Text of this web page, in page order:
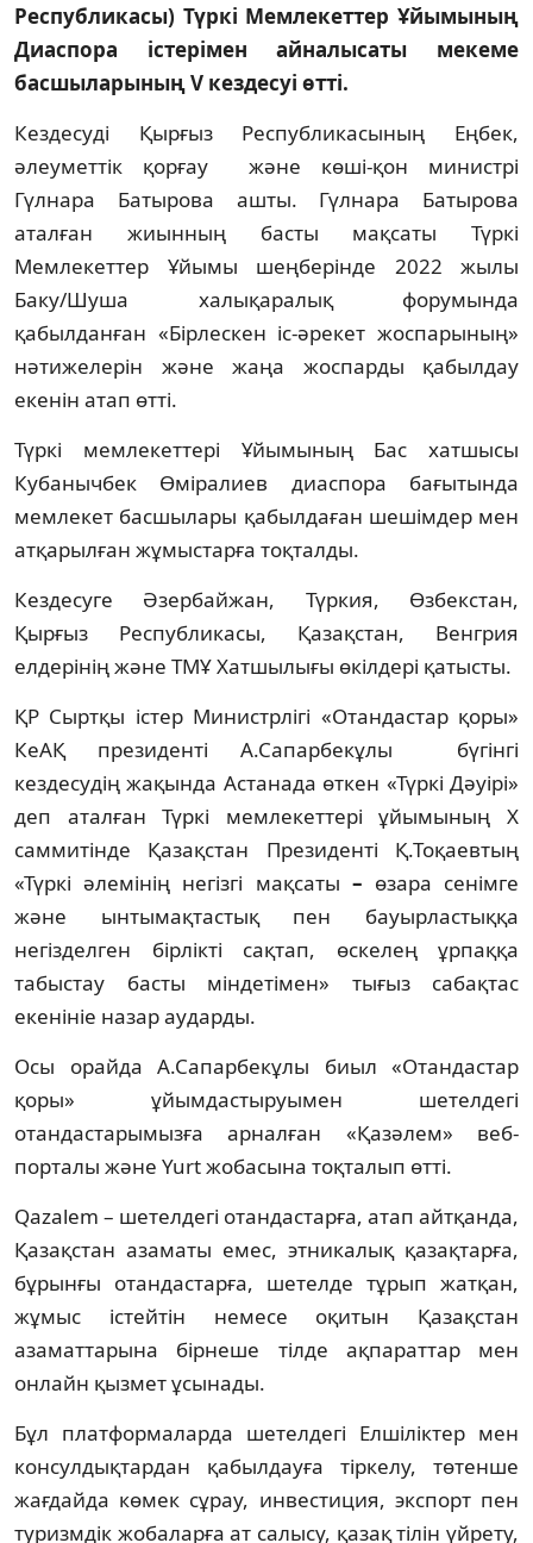
Республикасы) Түркі Мемлекеттер Ұйымының
Диаспора істерімен айналысаты мекеме
басшыларының V кездесуі өтті.
Кездесуді Қырғыз Республикасының Еңбек,
әлеуметтік қорғау және көші-қон министрі
Гүлнара Батырова ашты. Гүлнара Батырова
аталған жиынның басты мақсаты Түркі
Мемлекеттер Ұйымы шеңберінде 2022 жылы
Баку/Шуша халықаралық форумында
қабылданған «Бірлескен іc-әрекет жоспарының»
нәтижелерін және жаңа жоспарды қабылдау
екенін атап өтті.
Түркі мемлекеттері Ұйымының Бас хатшысы
Кубанычбек Өміралиев диаспора бағытында
мемлекет басшылары қабылдаған шешімдер мен
атқарылған жұмыстарға тоқталды.
Кездесуге Әзербайжан, Түркия, Өзбекстан,
Қырғыз Республикасы, Қазақстан, Венгрия
елдерінің және ТМҰ Хатшылығы өкілдері қатысты.
ҚР Сыртқы істер Министрлігі «Отандастар қоры»
КеАҚ президенті А.Сапарбекұлы бүгінгі
кездесудің жақында Астанада өткен «Түркі Дәуірі»
деп аталған Түркі мемлекеттері ұйымының Х
саммитінде Қазақстан Президенті Қ.Тоқаевтың
«Түркі әлемінің негізгі мақсаты – өзара сенімге
және ынтымақтастық пен бауырластыққа
негізделген бірлікті сақтап, өскелең ұрпаққа
табыстау басты міндетімен» тығыз сабақтас
екенініе назар аударды.
Осы орайда А.Сапарбекұлы биыл «Отандастар
қоры» ұйымдастыруымен шетелдегі
отандастарымызға арналған «Қазәлем» веб-
порталы және Yurt жобасына тоқталып өтті.
Qazalem – шетелдегі отандастарға, атап айтқанда,
Қазақстан азаматы емес, этникалық қазақтарға,
бұрынғы отандастарға, шетелде тұрып жатқан,
жұмыс істейтін немесе оқитын Қазақстан
азаматтарына бірнеше тілде ақпараттар мен
онлайн қызмет ұсынады.
Бұл платформаларда шетелдегі Елшіліктер мен
консулдықтардан қабылдауға тіркелу, төтенше
жағдайда көмек сұрау, инвестиция, экспорт пен
туризмдік жобаларға ат салысу, қазақ тілін үйрету,